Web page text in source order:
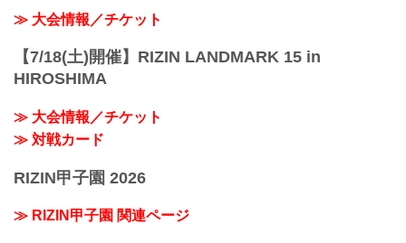
≫ 大会情報／チケット
【7/18(土)開催】RIZIN LANDMARK 15 in
HIROSHIMA
≫ 大会情報／チケット
≫ 対戦カード
RIZIN甲子園 2026
≫ RIZIN甲子園 関連ページ